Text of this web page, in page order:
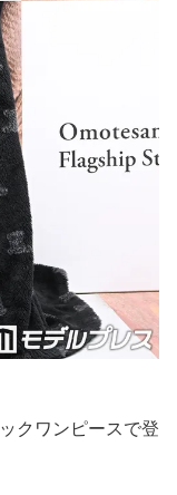
クワンピースで登